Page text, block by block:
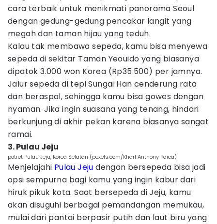
cara terbaik untuk menikmati panorama Seoul
dengan gedung-gedung pencakar langit yang
megah dan taman hijau yang teduh.
Kalau tak membawa sepeda, kamu bisa menyewa
sepeda di sekitar Taman Yeouido yang biasanya
dipatok 3.000 won Korea (Rp35.500) per jamnya.
Jalur sepeda di tepi Sungai Han cenderung rata
dan beraspal, sehingga kamu bisa gowes dengan
nyaman. Jika ingin suasana yang tenang, hindari
berkunjung di akhir pekan karena biasanya sangat
ramai.
3. Pulau Jeju
potret Pulau Jeju, Korea Selatan (pexels.com/Kharl Anthony Paica)
Menjelajahi Pulau Jeju dengan bersepeda bisa jadi
opsi sempurna bagi kamu yang ingin kabur dari
hiruk pikuk kota. Saat bersepeda di Jeju, kamu
akan disuguhi berbagai pemandangan memukau,
mulai dari pantai berpasir putih dan laut biru yang